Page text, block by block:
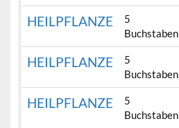
HEILPFLANZE
5
Buchstaben
HEILPFLANZE
5
Buchstaben
HEILPFLANZE
5
Buchstaben